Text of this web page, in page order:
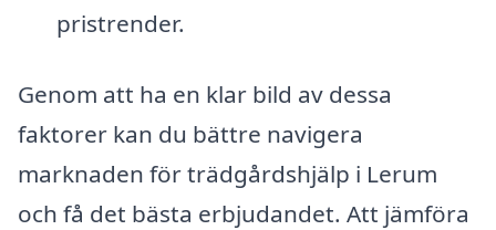
pristrender.
Genom att ha en klar bild av dessa
faktorer kan du bättre navigera
marknaden för trädgårdshjälp i Lerum
och få det bästa erbjudandet. Att jämföra